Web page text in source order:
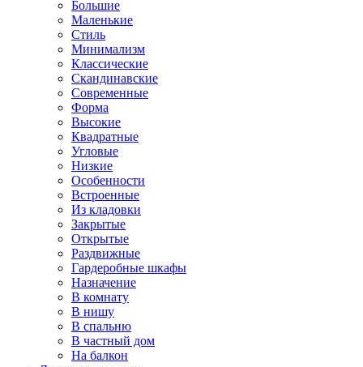
Большие
Маленькие
Стиль
Минимализм
Классические
Скандинавские
Современные
Форма
Высокие
Квадратные
Угловые
Низкие
Особенности
Встроенные
Из кладовки
Закрытые
Открытые
Раздвижные
Гардеробные шкафы
Назначение
В комнату
В нишу
В спальню
В частный дом
На балкон